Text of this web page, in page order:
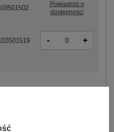
Powiadom o
dostępności
- +
CENĘ